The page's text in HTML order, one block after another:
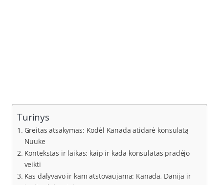
Turinys
Greitas atsakymas: Kodėl Kanada atidarė konsulatą
Nuuke
Kontekstas ir laikas: kaip ir kada konsulatas pradėjo
veikti
Kas dalyvavo ir kam atstovaujama: Kanada, Danija ir